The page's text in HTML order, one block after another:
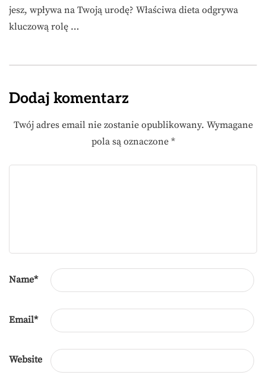
jesz, wpływa na Twoją urodę? Właściwa dieta odgrywa
kluczową rolę …
Dodaj komentarz
Twój adres email nie zostanie opublikowany. Wymagane
pola są oznaczone *
Name*
Email*
Website